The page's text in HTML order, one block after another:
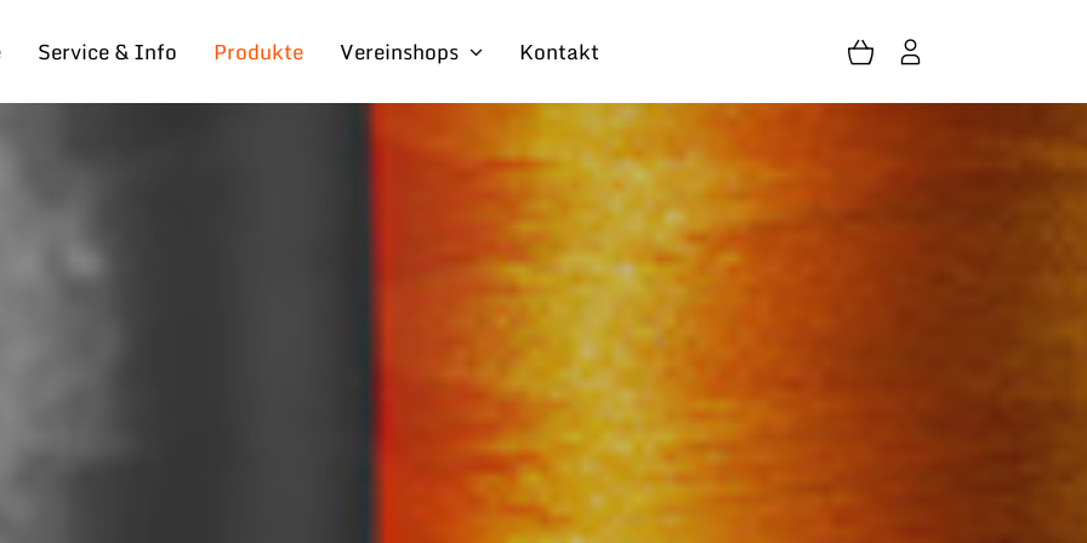
Service & Info Produkte Vereinshops Kontakt